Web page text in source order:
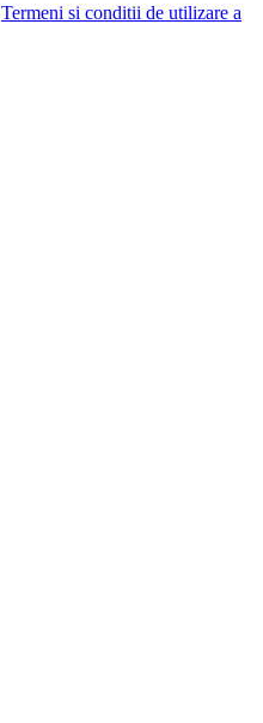
Termeni si conditii de utilizare a